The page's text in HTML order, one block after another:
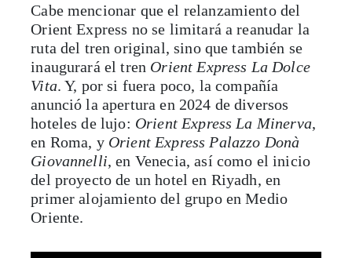
Cabe mencionar que el relanzamiento del
Orient Express no se limitará a reanudar la
ruta del tren original, sino que también se
inaugurará el tren Orient Express La Dolce
Vita. Y, por si fuera poco, la compañía
anunció la apertura en 2024 de diversos
hoteles de lujo: Orient Express La Minerva,
en Roma, y Orient Express Palazzo Donà
Giovannelli, en Venecia, así como el inicio
del proyecto de un hotel en Riyadh, en
primer alojamiento del grupo en Medio
Oriente.